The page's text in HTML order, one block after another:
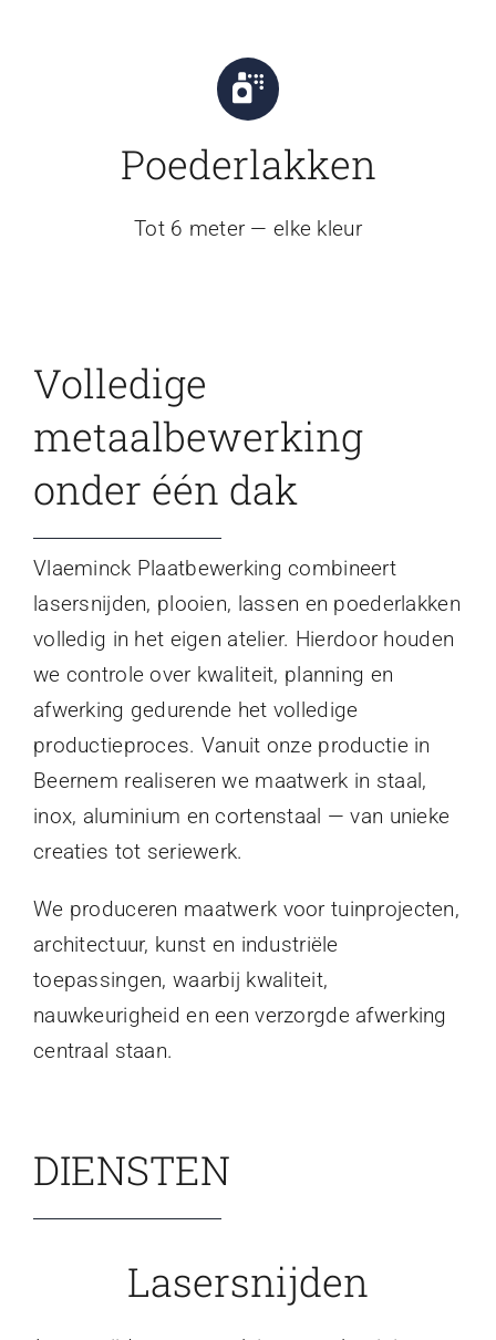
Poederlakken
Tot 6 meter — elke kleur
Volledige
metaalbewerking
onder één dak
Vlaeminck Plaatbewerking combineert
lasersnijden, plooien, lassen en poederlakken
volledig in het eigen atelier. Hierdoor houden
we controle over kwaliteit, planning en
afwerking gedurende het volledige
productieproces. Vanuit onze productie in
Beernem realiseren we maatwerk in staal,
inox, aluminium en cortenstaal — van unieke
creaties tot seriewerk.
We produceren maatwerk voor tuinprojecten,
architectuur, kunst en industriële
toepassingen, waarbij kwaliteit,
nauwkeurigheid en een verzorgde afwerking
centraal staan.
DIENSTEN
Lasersnijden